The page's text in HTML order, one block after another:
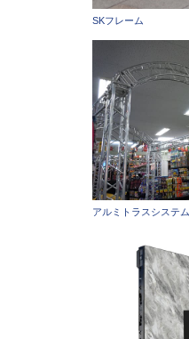
SKフレーム
アルミトラスシステ